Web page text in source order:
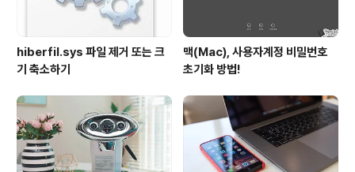
hiberfil.sys 파일 제거 또는 크
기 축소하기
맥(Mac), 사용자계정 비밀번호
초기화 방법!